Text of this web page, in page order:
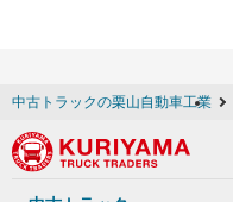
中古トラックの栗山自動車工業